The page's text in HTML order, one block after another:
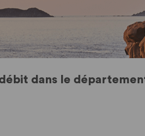
dans le